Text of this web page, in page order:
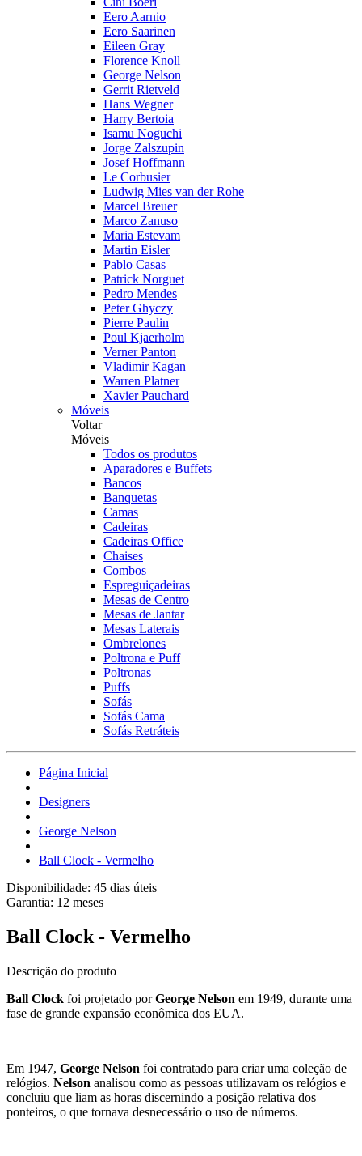
Eero Aarnio
Eero Saarinen
Eileen Gray
Florence Knoll
George Nelson
Gerrit Rietveld
Hans Wegner
Harry Bertoia
Isamu Noguchi
Jorge Zalszupin
Josef Hoffmann
Le Corbusier
Ludwig Mies van der Rohe
Marcel Breuer
Marco Zanuso
Maria Estevam
Martin Eisler
Pablo Casas
Patrick Norguet
Pedro Mendes
Peter Ghyczy
Pierre Paulin
Poul Kjaerholm
Verner Panton
Vladimir Kagan
Warren Platner
Xavier Pauchard
Móveis
Voltar
Móveis
Todos os produtos
Aparadores e Buffets
Bancos
Banquetas
Camas
Cadeiras
Cadeiras Office
Chaises
Combos
Espreguiçadeiras
Mesas de Centro
Mesas de Jantar
Mesas Laterais
Ombrelones
Poltrona e Puff
Poltronas
Puffs
Sofás
Sofás Cama
Sofás Retráteis
Página Inicial
Designers
George Nelson
Ball Clock - Vermelho
Disponibilidade: 45 dias úteis
Garantia: 12 meses
Ball Clock - Vermelho
Descrição do produto
Ball Clock foi projetado porGeorge Nelson em 1949, durante uma
fase de grande expansão econômica dos EUA.
Em 1947, George Nelson foi contratado para criar uma coleção de
relógios. Nelson analisou como as pessoas utilizavam os relógios e
concluiu que liam as horas discernindo a posição relativa dos
ponteiros, o que tornava desnecessário o uso de números.